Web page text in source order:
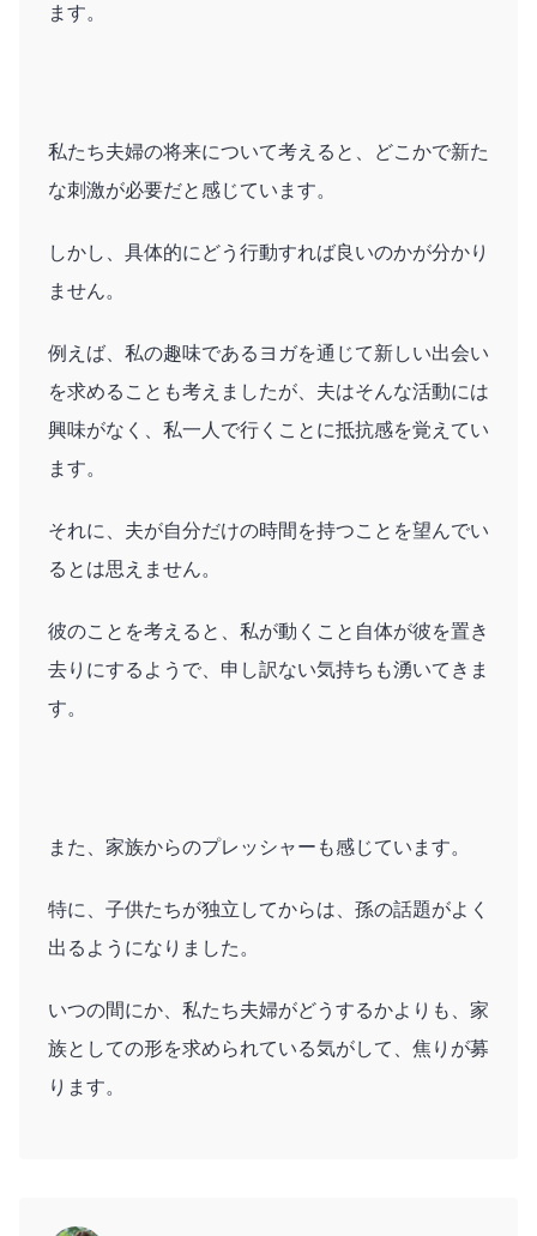
ます。
私たち夫婦の将来について考えると、どこかで新た
な刺激が必要だと感じています。
しかし、具体的にどう行動すれば良いのかが分かり
ません。
例えば、私の趣味であるヨガを通じて新しい出会い
を求めることも考えましたが、夫はそんな活動には
興味がなく、私一人で行くことに抵抗感を覚えてい
ます。
それに、夫が自分だけの時間を持つことを望んでい
るとは思えません。
彼のことを考えると、私が動くこと自体が彼を置き
去りにするようで、申し訳ない気持ちも湧いてきま
す。
また、家族からのプレッシャーも感じています。
特に、子供たちが独立してからは、孫の話題がよく
出るようになりました。
いつの間にか、私たち夫婦がどうするかよりも、家
族としての形を求められている気がして、焦りが募
ります。